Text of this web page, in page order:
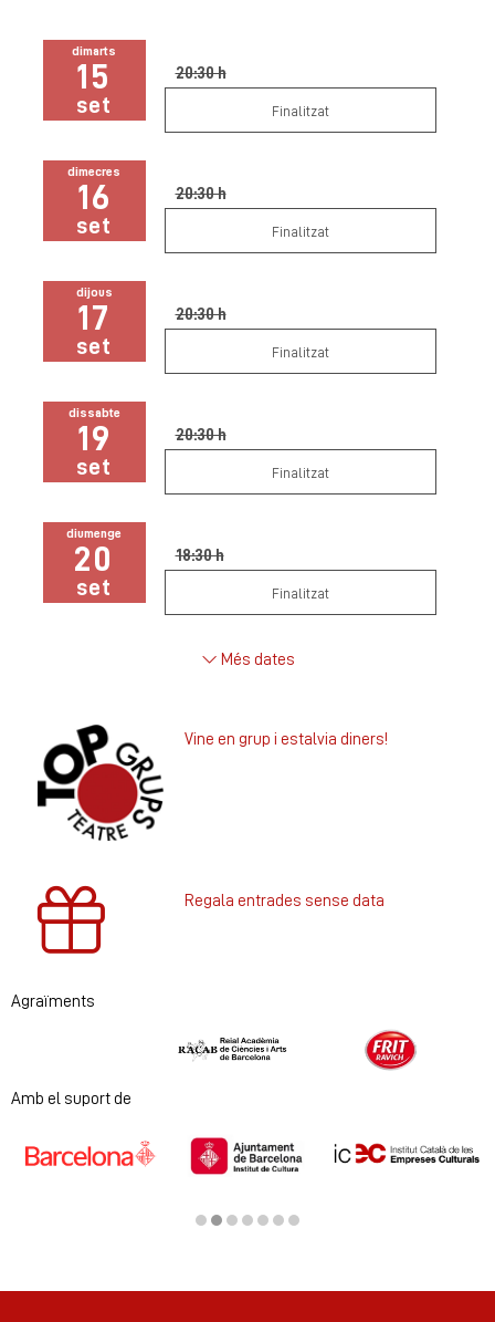
dimarts
15
set
20:30 h
Finalitzat
dimecres
16
set
20:30 h
Finalitzat
dijous
17
set
20:30 h
Finalitzat
dissabte
19
set
20:30 h
Finalitzat
diumenge
20
set
18:30 h
Finalitzat
Més dates
Vine en grup i estalvia diners!
Regala entrades sense data
Agraïments
Diapositiva 1 de 2
Amb el suport de